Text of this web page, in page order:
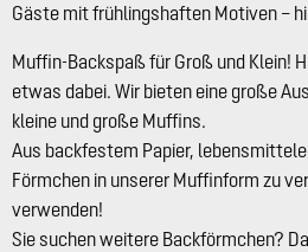
Gäste mit frühlingshaften Motiven –
Muffin-Backspaß für Groß und Klein!
etwas dabei. Wir bieten eine große
kleine und große Muffins.
Aus backfestem Papier,
Förmchen in unserer Muffinform zu
verwenden!
Sie suchen weitere Backförmchen?